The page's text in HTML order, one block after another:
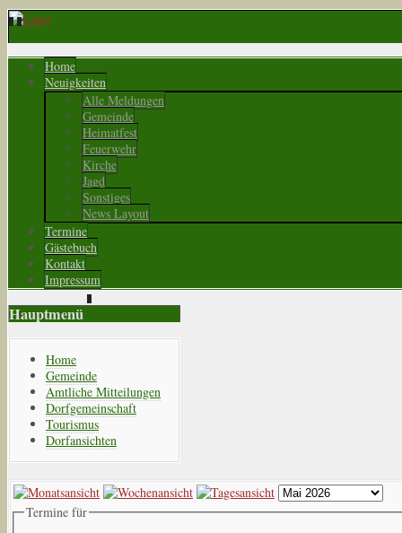
Home
Neuigkeiten
Alle Meldungen
Gemeinde
Heimatfest
Feuerwehr
Kirche
Jagd
Sonstiges
News Layout
Termine
Gästebuch
Kontakt
Impressum
Hauptmenü
Home
Gemeinde
Amtliche Mitteilungen
Dorfgemeinschaft
Tourismus
Dorfansichten
Termine für